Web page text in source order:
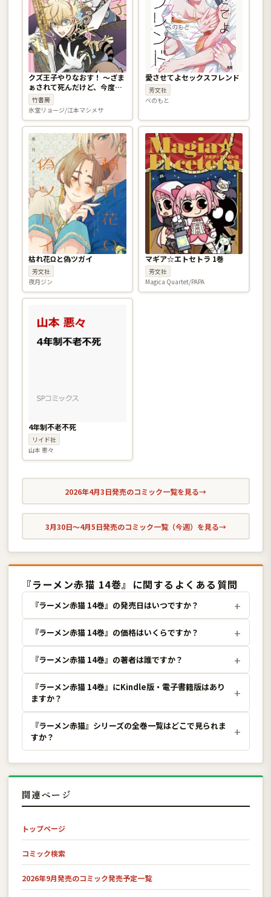
クズ王子やりなおす！ 〜ざま
ぁされて死んだけど、今度は
筋書きブチ壊して生き延び
る〜 1巻
竹書房
氷堂リョージ/江本マシメサ
愛させてよセックスフレンド
芳文社
べのもと
枯れ花Ωと偽ツガイ
芳文社
夜月ジン
マギア☆エトセトラ 1巻
芳文社
Magica Quartet/PAPA
4年制不老不死
リイド社
山本 悪々
2026年4月3日発売のコミック一覧を見る→
3月30日〜4月5日発売のコミック一覧（今週）を見る→
『ラーメン赤猫 14巻』に関するよくある質問
『ラーメン赤猫 14巻』の発売日はいつですか？
『ラーメン赤猫 14巻』の価格はいくらですか？
『ラーメン赤猫 14巻』の著者は誰ですか？
『ラーメン赤猫 14巻』にKindle版・電子書籍版はあり
ますか？
『ラーメン赤猫』シリーズの全巻一覧はどこで見られま
すか？
関連ページ
トップページ
コミック検索
2026年9月発売のコミック発売予定一覧